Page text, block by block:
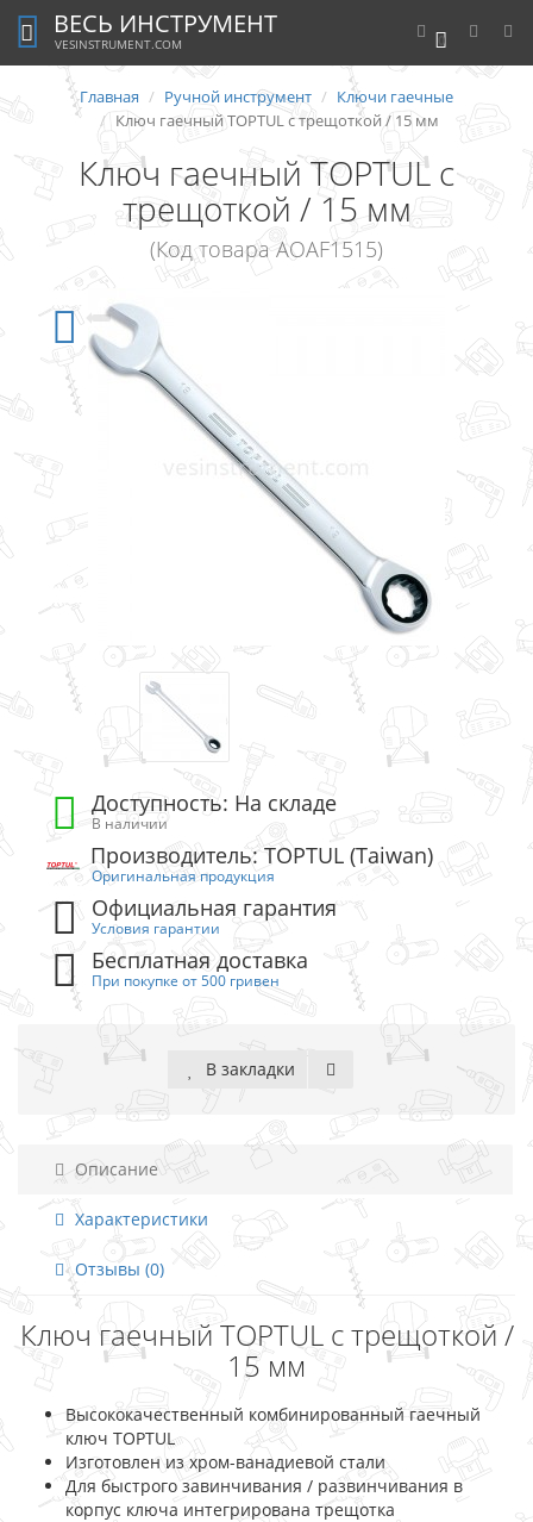
0
ВЕСЬ ИНСТРУМЕНТ
VESINSTRUMENT.COM
Главная Ручной инструмент
Ключи гаечные
Ключ гаечный TOPTUL с трещоткой / 15 мм
Ключ гаечный TOPTUL с
трещоткой / 15 мм
(Код товара AOAF1515)
Доступность: На складе
В наличии
Производитель: TOPTUL (Taiwan)
Оригинальная продукция
Официальная гарантия
Условия гарантии
Бесплатная доставка
При покупке от 500 гривен
В закладки
Описание
Характеристики
Отзывы (0)
Ключ гаечный TOPTUL с трещоткой /
15 мм
Высококачественный комбинированный гаечный
ключ TOPTUL
Изготовлен из хром-ванадиевой стали
Для быстрого завинчивания / развинчивания в
корпус ключа интегрирована трещотка